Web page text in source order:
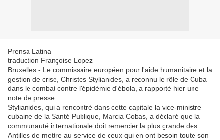
Prensa Latina
traduction Françoise Lopez
Bruxelles - Le commissaire européen pour l'aide humanitaire et la
gestion de crise, Christos Sty­lianides, a reconnu le rôle de Cuba
dans le combat contre l'épidémie d'ébola, a rapporté hier une
note de presse.
Sty­lianides, qui a rencontré dans cette capitale la vice-ministre
cubaine de la Santé Publique, Marcia Cobas, a déclaré que la
communauté internationale doit remercier la plus grande des
Antilles de mettre au service de ceux qui en ont besoin toute son